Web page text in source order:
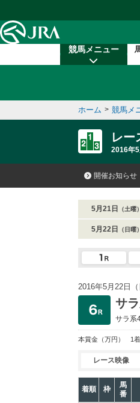
競馬メニュー
ホーム > 競馬メ
レー
2016年
開催お知らせ
5月21日 （土曜）
5月22日 （日曜）
2016年5月22日
サ
サラ系
本賞金 （万円） 1着
レース映像
着順 枠
馬
番